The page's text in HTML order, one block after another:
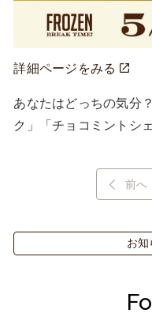
詳細ページをみる
あなたはどっちの気分
ク」「チョコミントシ
前へ
お知